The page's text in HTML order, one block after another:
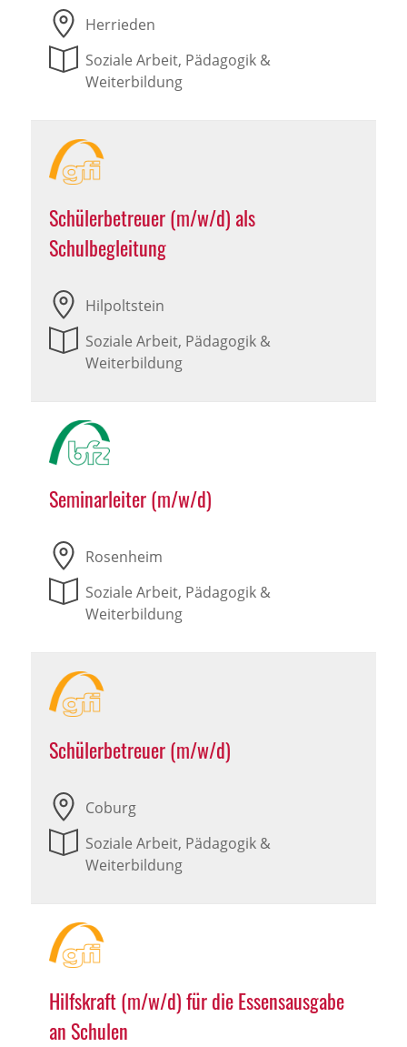
Herrieden
Soziale Arbeit, Pädagogik &
Weiterbildung
Schülerbetreuer (m/w/d) als
Schulbegleitung
Hilpoltstein
Soziale Arbeit, Pädagogik &
Weiterbildung
Seminarleiter (m/w/d)
Rosenheim
Soziale Arbeit, Pädagogik &
Weiterbildung
Schülerbetreuer (m/w/d)
Coburg
Soziale Arbeit, Pädagogik &
Weiterbildung
Hilfskraft (m/w/d) für die Essensausgabe
an Schulen